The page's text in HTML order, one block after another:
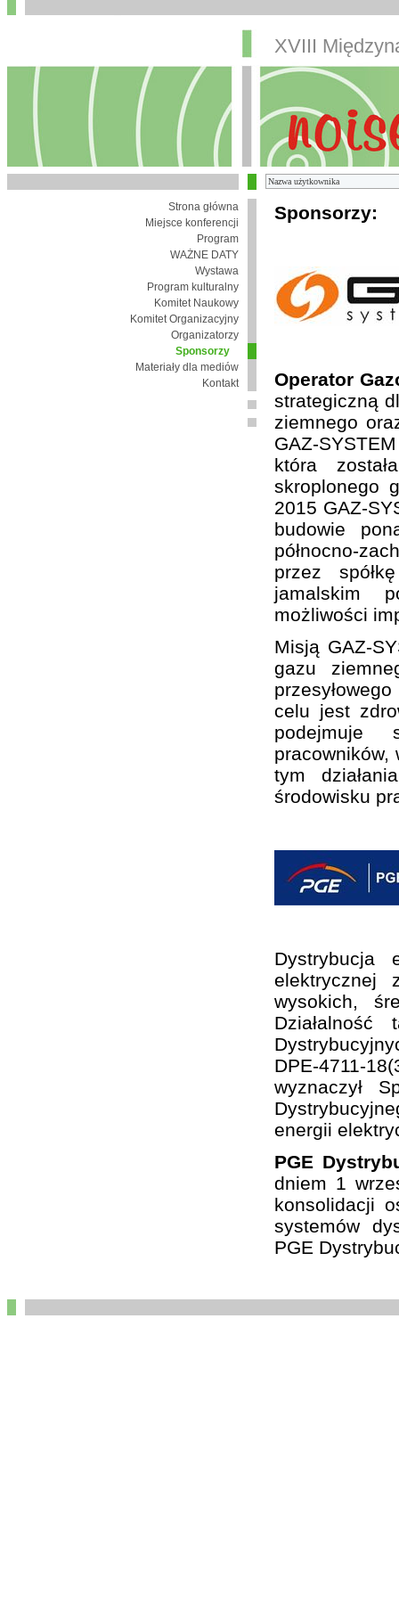
XVIII
Strona główna
Miejsce konferencji
Program
WAŻNE DATY
Wystawa
Program kulturalny
Komitet Naukowy
Komitet Organizacyjny
Organizatorzy
Sponsorzy
Materiały dla mediów
Kontakt
Sponsorzy:
Operator
strategiczną
ziemnego
GAZ-
która
skroplonego
2015 GAZ-
budowie
północno-
przez
jamalskim
możliwości
Misją GAZ-
gazu
celu jest
podejmuje
pracowników,
tym
środowisku
Dystrybucja
elektrycznej
wysokich,
DPE-4711-
wyznaczył
energii
PGE
dniem 1
konsolidacji
systemów
PGE